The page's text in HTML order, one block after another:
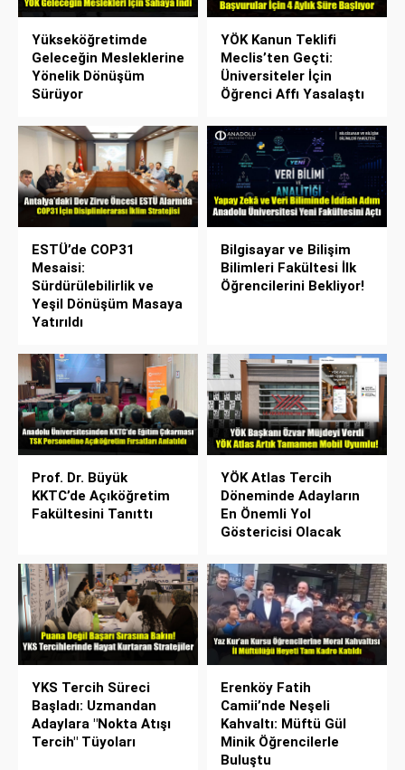
Yükseköğretimde
Geleceğin Mesleklerine
Yönelik Dönüşüm
Sürüyor
YÖK Kanun Teklifi
Meclis’ten Geçti:
Üniversiteler İçin
Öğrenci Affı Yasalaştı
ESTÜ’de COP31
Mesaisi:
Sürdürülebilirlik ve
Yeşil Dönüşüm Masaya
Yatırıldı
Bilgisayar ve Bilişim
Bilimleri Fakültesi İlk
Öğrencilerini Bekliyor!
Prof. Dr. Büyük
KKTC’de Açıköğretim
Fakültesini Tanıttı
YÖK Atlas Tercih
Döneminde Adayların
En Önemli Yol
Göstericisi Olacak
YKS Tercih Süreci
Başladı: Uzmandan
Adaylara "Nokta Atışı
Tercih" Tüyoları
Erenköy Fatih
Camii’nde Neşeli
Kahvaltı: Müftü Gül
Minik Öğrencilerle
Buluştu